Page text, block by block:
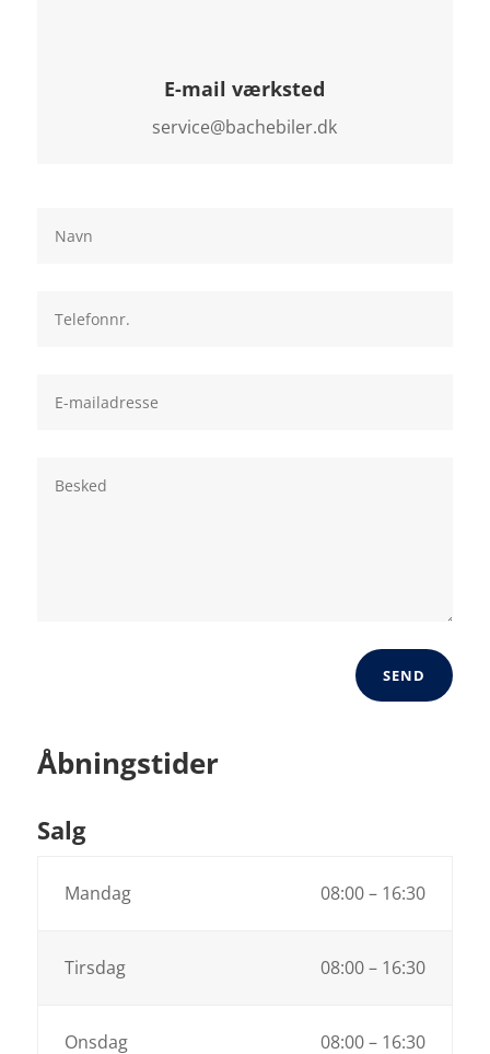
E-mail værksted
service@bachebiler.dk
SEND
Åbningstider
Salg
Mandag 08:00 – 16:30
Tirsdag 08:00 – 16:30
Onsdag 08:00 – 16:30